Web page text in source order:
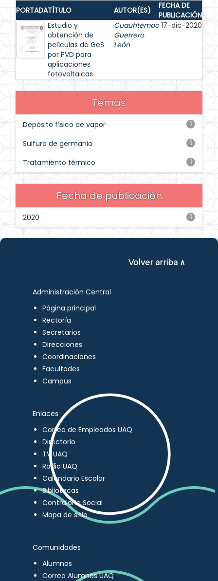
PORTADATÍTULO AUTOR(ES)
FECHA DE
PUBLICACIÓN
Estudio y
obtención de
películas de GeS
por PVD para
aplicaciones
fotovoltaicas
Cuauhtémoc
Guerrero
León
17-dic-2020
Temas
1
Depósito físico de vapor
1
Sulfuro de germanio
1
Tratamiento térmico
Fecha de publicación
1
2020
Volver arriba ∧
Administración Central
Página principal
Rectoría
Secretarios
Direcciones
Coordinaciones
Facultades
Campus
Enlaces
Correo de Empleados UAQ
Directorio
TV UAQ
Radio UAQ
Calendario Escolar
Bibliotecas
Contraloría Social
Mapa de sitio
Comunidades
Alumnos
Correo Alumnos UAQ